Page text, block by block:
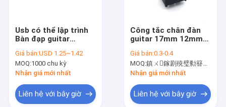
Usb có thể lập trình
Bàn đạp guitar
3pdt Stomp Switch
Giá bán:USD 1.25~1.42
MOQ:1000 chu kỳ
Nhận giá mới nhất
Liên hệ với bây giờ
Công tắc chân đàn
guitar 17mm 12mm
Pcb Rotary
Giá bán:0.3-0.4
MOQ:鎮ㄨ鎵剧殑璧勬簮宸茶鍒犻櫎銆佸凡鏇村悕鎴栨殏鏃朵笉鍙敤銆
Nhận giá mới nhất
Liên hệ với bây giờ